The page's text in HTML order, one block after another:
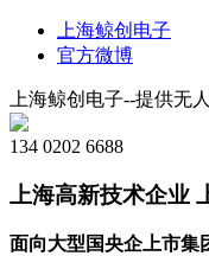
上海鲸创电子
官方微博
上海鲸创电子--提供无
134 0202 6688
上海高新技术企业
面向大型国央企上市集